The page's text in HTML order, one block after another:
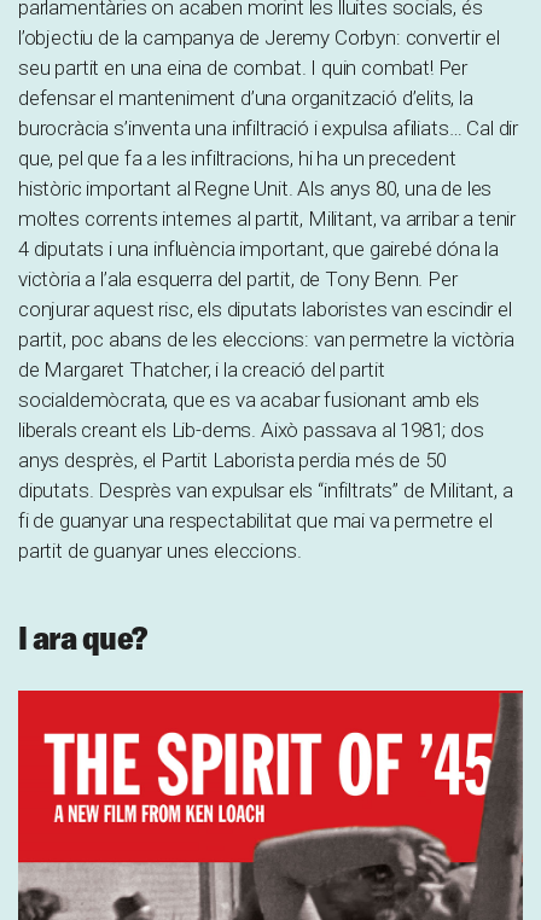
parlamentàries on acaben morint les lluites socials, és
l’objectiu de la campanya de Jeremy Corbyn: convertir el
seu partit en una eina de combat. I quin combat! Per
defensar el manteniment d’una organització d’elits, la
burocràcia s’inventa una infiltració i expulsa afiliats… Cal dir
que, pel que fa a les infiltracions, hi ha un precedent
històric important al Regne Unit. Als anys 80, una de les
moltes corrents internes al partit, Militant, va arribar a tenir
4 diputats i una influència important, que gairebé dóna la
victòria a l’ala esquerra del partit, de Tony Benn. Per
conjurar aquest risc, els diputats laboristes van escindir el
partit, poc abans de les eleccions: van permetre la victòria
de Margaret Thatcher, i la creació del partit
socialdemòcrata, que es va acabar fusionant amb els
liberals creant els Lib-dems. Això passava al 1981; dos
anys desprès, el Partit Laborista perdia més de 50
diputats. Desprès van expulsar els “infiltrats” de Militant, a
fi de guanyar una respectabilitat que mai va permetre el
partit de guanyar unes eleccions.
I ara que?